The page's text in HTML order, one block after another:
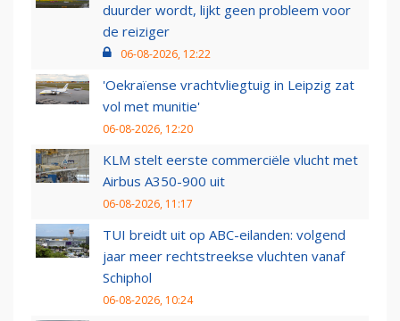
duurder wordt, lijkt geen probleem voor
de reiziger
06-08-2026, 12:22
'Oekraïense vrachtvliegtuig in Leipzig zat
vol met munitie'
06-08-2026, 12:20
KLM stelt eerste commerciële vlucht met
Airbus A350-900 uit
06-08-2026, 11:17
TUI breidt uit op ABC-eilanden: volgend
jaar meer rechtstreekse vluchten vanaf
Schiphol
06-08-2026, 10:24